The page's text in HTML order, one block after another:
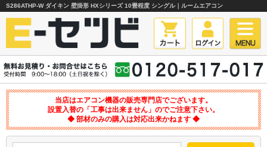
S286ATHP-W ダイキン 壁掛形 HXシリーズ 10畳程度 シングル｜ルームエアコン
当店はエアコン機器の販売専門店でございます。
設置入替の「工事は出来ません」のでご注意下さい。
◆ 部材のみの購入は対応出来かねます ◆